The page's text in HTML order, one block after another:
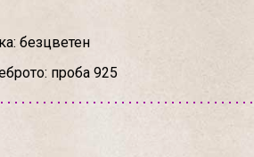
безцветен
проба 925